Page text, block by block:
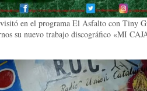
en el programa El Asfalto con Tiny
su nuevo trabajo discográfico «MI